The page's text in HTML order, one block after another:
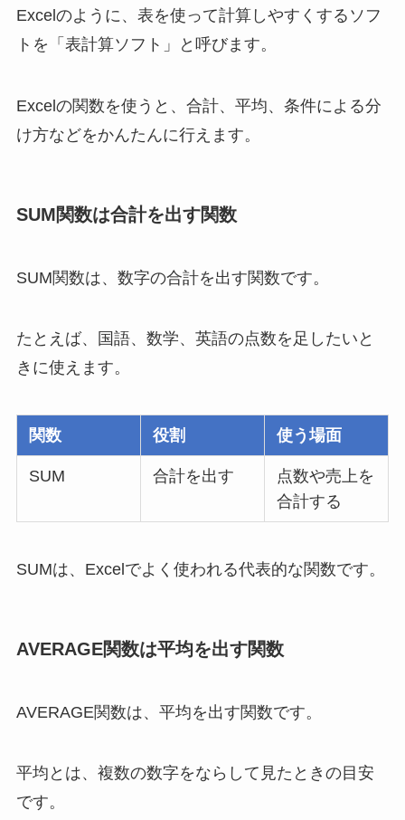
Excelのように、表を使って計算しやすくするソフ
トを「表計算ソフト」と呼びます。
Excelの関数を使うと、合計、平均、条件による分
け方などをかんたんに行えます。
SUM関数は合計を出す関数
SUM関数は、数字の合計を出す関数です。
たとえば、国語、数学、英語の点数を足したいと
きに使えます。
関数 役割 使う場面
SUM 合計を出す
点数や売上を
合計する
SUMは、Excelでよく使われる代表的な関数です。
AVERAGE関数は平均を出す関数
AVERAGE関数は、平均を出す関数です。
平均とは、複数の数字をならして見たときの目安
です。